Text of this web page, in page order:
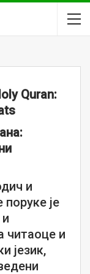
Quran:
и
је
читаоце и
језик,